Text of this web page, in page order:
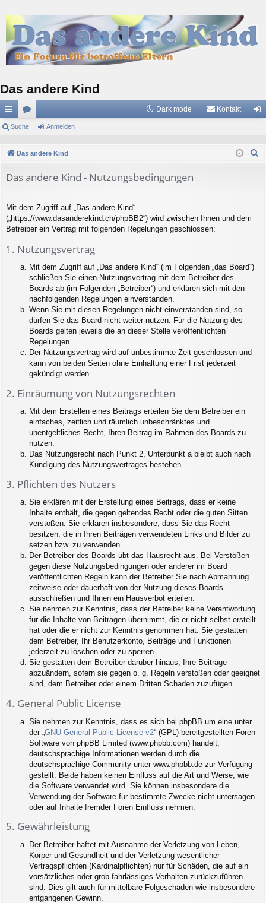
Das andere Kind
ch
ug
or
Dark mode Kontakt
Suche Anmelden
Das andere Kind
Das andere Kind - Nutzungsbedingungen
Mit dem Zugriff auf „Das andere Kind“
(„https://www.dasanderekind.ch/phpBB2“) wird zwischen Ihnen und dem
Betreiber ein Vertrag mit folgenden Regelungen geschlossen:
1. Nutzungsvertrag
Mit dem Zugriff auf „Das andere Kind“ (im Folgenden „das Board“)
schließen Sie einen Nutzungsvertrag mit dem Betreiber des
Boards ab (im Folgenden „Betreiber“) und erklären sich mit den
nachfolgenden Regelungen einverstanden.
Wenn Sie mit diesen Regelungen nicht einverstanden sind, so
dürfen Sie das Board nicht weiter nutzen. Für die Nutzung des
Boards gelten jeweils die an dieser Stelle veröffentlichten
Regelungen.
Der Nutzungsvertrag wird auf unbestimmte Zeit geschlossen und
kann von beiden Seiten ohne Einhaltung einer Frist jederzeit
gekündigt werden.
2. Einräumung von Nutzungsrechten
Mit dem Erstellen eines Beitrags erteilen Sie dem Betreiber ein
einfaches, zeitlich und räumlich unbeschränktes und
unentgeltliches Recht, Ihren Beitrag im Rahmen des Boards zu
nutzen.
Das Nutzungsrecht nach Punkt 2, Unterpunkt a bleibt auch nach
Kündigung des Nutzungsvertrages bestehen.
3. Pflichten des Nutzers
Sie erklären mit der Erstellung eines Beitrags, dass er keine
Inhalte enthält, die gegen geltendes Recht oder die guten Sitten
verstoßen. Sie erklären insbesondere, dass Sie das Recht
besitzen, die in Ihren Beiträgen verwendeten Links und Bilder zu
setzen bzw. zu verwenden.
Der Betreiber des Boards übt das Hausrecht aus. Bei Verstößen
gegen diese Nutzungsbedingungen oder anderer im Board
veröffentlichten Regeln kann der Betreiber Sie nach Abmahnung
zeitweise oder dauerhaft von der Nutzung dieses Boards
ausschließen und Ihnen ein Hausverbot erteilen.
Sie nehmen zur Kenntnis, dass der Betreiber keine Verantwortung
für die Inhalte von Beiträgen übernimmt, die er nicht selbst erstellt
hat oder die er nicht zur Kenntnis genommen hat. Sie gestatten
dem Betreiber, Ihr Benutzerkonto, Beiträge und Funktionen
jederzeit zu löschen oder zu sperren.
Sie gestatten dem Betreiber darüber hinaus, Ihre Beiträge
abzuändern, sofern sie gegen o. g. Regeln verstoßen oder geeignet
sind, dem Betreiber oder einem Dritten Schaden zuzufügen.
4. General Public License
Sie nehmen zur Kenntnis, dass es sich bei phpBB um eine unter
der „ GNU General Public License v2“ (GPL) bereitgestellten Foren-
Software von phpBB Limited (www.phpbb.com) handelt;
deutschsprachige Informationen werden durch die
deutschsprachige Community unter www.phpbb.de zur Verfügung
gestellt. Beide haben keinen Einfluss auf die Art und Weise, wie
die Software verwendet wird. Sie können insbesondere die
Verwendung der Software für bestimmte Zwecke nicht untersagen
oder auf Inhalte fremder Foren Einfluss nehmen.
5. Gewährleistung
Der Betreiber haftet mit Ausnahme der Verletzung von Leben,
Körper und Gesundheit und der Verletzung wesentlicher
Vertragspflichten (Kardinalpflichten) nur für Schäden, die auf ein
vorsätzliches oder grob fahrlässiges Verhalten zurückzuführen
sind. Dies gilt auch für mittelbare Folgeschäden wie insbesondere
entgangenen Gewinn.